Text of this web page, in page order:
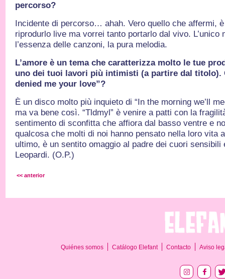
percorso?
Incidente di percorso… ahah. Vero quello che affermi,
riprodurlo live ma vorrei tanto portarlo dal vivo. L’unico
l’essenza delle canzoni, la pura melodia.
L’amore è un tema che caratterizza molto le tue
uno dei tuoi lavori più intimisti (a partire dal titolo).
denied me your love”?
È un disco molto più inquieto di “In the morning we’ll
ma va bene così. “Tldmyl” è venire a patti con la
sentimento di sconfitta che affiora dal basso ventre e
qualcosa che molti di noi hanno pensato nella loro vita
ultimo, è un sentito omaggio al padre dei cuori sensibili
Leopardi. (O.P.)
<< anterior
Quiénes somos Catálogo Elefant Contacto Aviso